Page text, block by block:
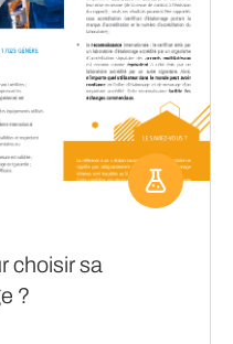
choisir sa
?